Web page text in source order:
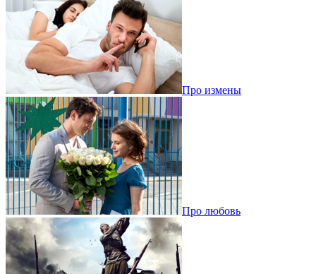
Про измены
Про любовь